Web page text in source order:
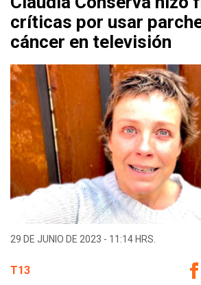
críticas por usar
cáncer en televisión
29 DE JUNIO DE 2023 - 11:14 HRS.
T13